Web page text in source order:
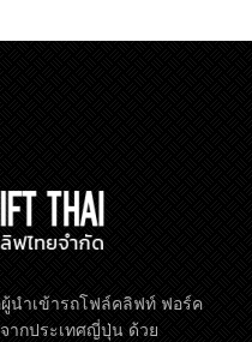
นำเข้ารถโฟล์คลิฟท์ ฟอร์ค
ากประเทศญี่ปุ่น ด้วย